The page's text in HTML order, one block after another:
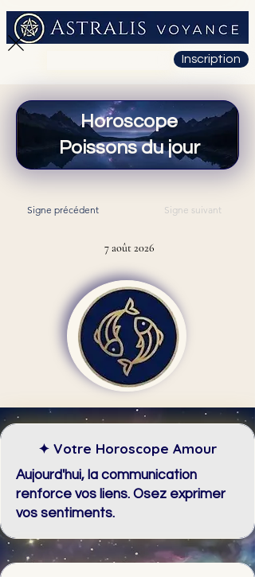
Inscription
Horoscope
Poissons du jour
Signe précédent Signe suivant
7 août 2026
✦ Votre Horoscope Amour
Aujourd'hui, la communication
renforce vos liens. Osez exprimer
vos sentiments.